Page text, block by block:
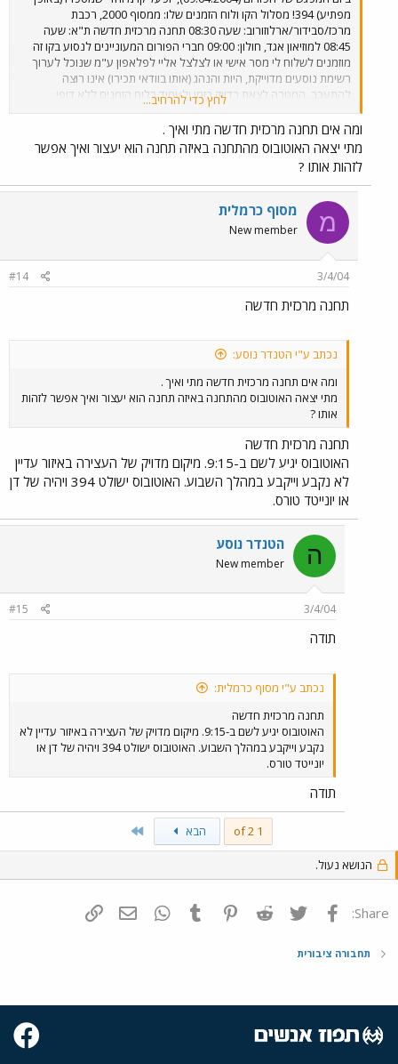
מפתיע) 394! מסלול הקו ולוח הזמנים שלו: ממסוף 2000, רכבת
מרכז/סבידור/ארלוזורוב: שעה 08:30 תחנה מרכזית חדשה ת"א: שעה
08:45 למוזיאון אגד, חולון: 09:00 חברי הפורום המעוניינים לנסוע בקו זה
מוזמנים לשלוח לי מסר אישי או לצלצל אליי לפלאפון ע"מ שנוכל לערוך
רשימת נוסעים מדוייקת, היות והנהג (אותו בוודאי תכירו) אינו רוצה
להתעכב. המטרה לצאת בדיוק בזמן ולעמוד בלוח הזמנים ללא דופי.
האוטובוס יסע בשעה הנקובה מעלה, ללא איחורים. מקום איסוף מדויק
בתמח"ת יימסר במהלך השבוע.
לחץ כדי להרחיב...
ומה אים תחנה מרכזית חדשה מתי ואיך .
מתי יצאה האוטובוס מהתחנה באיזה תחנה הוא יעצור ואיך אפשר
לזהות אותו ?
מ מסוף כרמלית
New member
3/4/04
#14
תחנה מרכזית חדשה
נכתב ע"י הטנדר נוסע:
ומה אים תחנה מרכזית חדשה מתי ואיך .
מתי יצאה האוטובוס מהתחנה באיזה תחנה הוא יעצור ואיך אפשר לזהות
אותו ?
תחנה מרכזית חדשה
האוטובוס יגיע לשם ב-9:15. מיקום מדויק של העצירה באיזור עדיין
לא נקבע וייקבע במהלך השבוע. האוטובוס ישולט 394 ויהיה של דן
או יונייטד טורס.
ה הטנדר נוסע
New member
3/4/04
#15
תודה
נכתב ע"י מסוף כרמלית:
תחנה מרכזית חדשה
האוטובוס יגיע לשם ב-9:15. מיקום מדויק של העצירה באיזור עדיין לא
נקבע וייקבע במהלך השבוע. האוטובוס ישולט 394 ויהיה של דן או
יונייטד טורס.
תודה
1 of 2 הבא
הנושא נעול.
Share: פייסבוק Twitter
Reddit
Pinterest
Tumblr
WhatsAppדואר אלקטרוני
תחבורה ציבורית